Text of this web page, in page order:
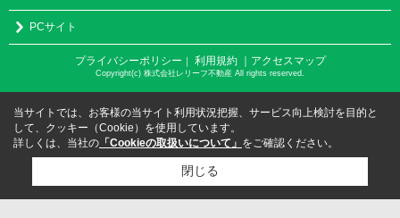
PCサイト
プライバシーポリシー ｜ 利用規約 ｜アクセスマップ
Copyright(c) 株式会社レリーフ不動産 All rights reserved.
当サイトでは、お客様の当サイト利用状況把握、サービス向上検討を目的と
して、クッキー（Cookie）を使用しています。
詳しくは、当社の 「Cookieの取扱いについて」 をご確認ください。
閉じる